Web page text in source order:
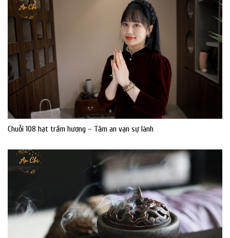
Chuỗi 108 hạt trầm hương – Tâm an vạn sự lành